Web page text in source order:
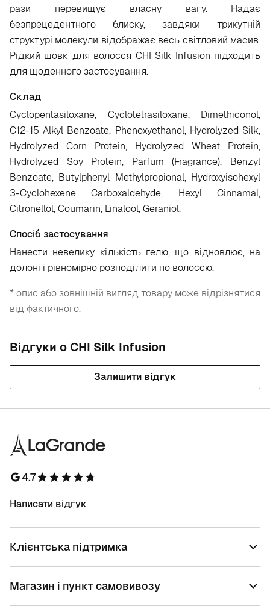
рази перевищує власну вагу. Надає
безпрецедентного блиску, завдяки трикутній
структурі молекули відображає весь світловий масив.
Рідкий шовк для волосся CHI Silk Infusion підходить
для щоденного застосування.
Склад
Cyclopentasiloxane, Cyclotetrasiloxane, Dimethiconol,
C12-15 Alkyl Benzoate, Phenoxyethanol, Hydrolyzed Silk,
Hydrolyzed Corn Protein, Hydrolyzed Wheat Protein,
Hydrolyzed Soy Protein, Parfum (Fragrance), Benzyl
Benzoate, Butylphenyl Methylpropional, Hydroxyisohexyl
3-Cyclohexene Carboxaldehyde, Hexyl Cinnamal,
Citronellol, Coumarin, Linalool, Geraniol.
Спосіб застосування
Нанести невелику кількість гелю, що відновлює, на
долоні і рівномірно розподілити по волоссю.
* опис або зовнішній вигляд товару може відрізнятися
від фактичного.
Відгуки о CHI Silk Infusion
Залишити відгук
4.7
Написати відгук
Клієнтська підтримка
Магазин і пункт самовивозу